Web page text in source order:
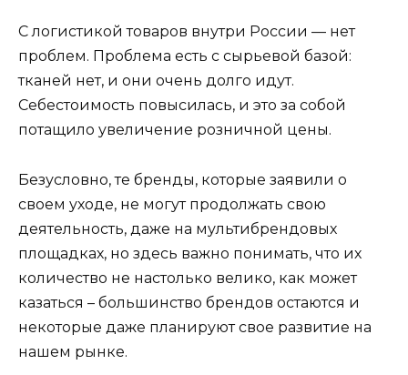
С логистикой товаров внутри России — нет
проблем. Проблема есть с сырьевой базой:
тканей нет, и они очень долго идут.
Себестоимость повысилась, и это за собой
потащило увеличение розничной цены.
Безусловно, те бренды, которые заявили о
своем уходе, не могут продолжать свою
деятельность, даже на мультибрендовых
площадках, но здесь важно понимать, что их
количество не настолько велико, как может
казаться – большинство брендов остаются и
некоторые даже планируют свое развитие на
нашем рынке.